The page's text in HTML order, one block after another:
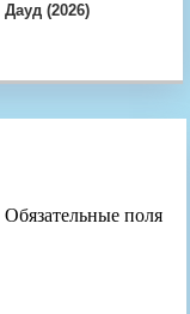
Дауд (2026)
Обязательные поля